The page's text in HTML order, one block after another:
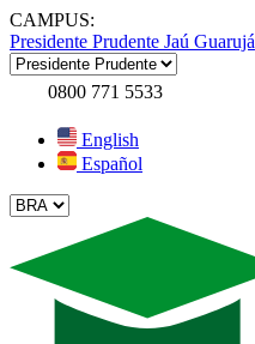
CAMPUS:
Presidente Prudente Jaú Guarujá
0800 771 5533
English
Español